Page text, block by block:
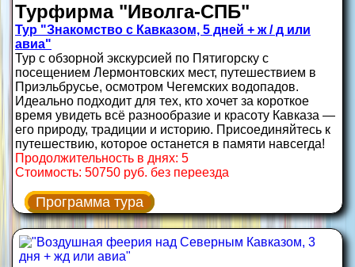
Турфирма "Иволга-СПБ"
Тур "Знакомство с Кавказом, 5 дней + ж / д или
авиа"
Тур с обзорной экскурсией по Пятигорску с
посещением Лермонтовских мест, путешествием в
Приэльбрусье, осмотром Чегемских водопадов.
Идеально подходит для тех, кто хочет за короткое
время увидеть всё разнообразие и красоту Кавказа —
его природу, традиции и историю. Присоединяйтесь к
путешествию, которое останется в памяти навсегда!
Продолжительность в днях: 5
Стоимость: 50750 руб. без переезда
Программа тура